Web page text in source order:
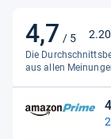
Material
Material-
Maßstab
Modell
4,7 / 5
4,7
von
5
Die
aus allen